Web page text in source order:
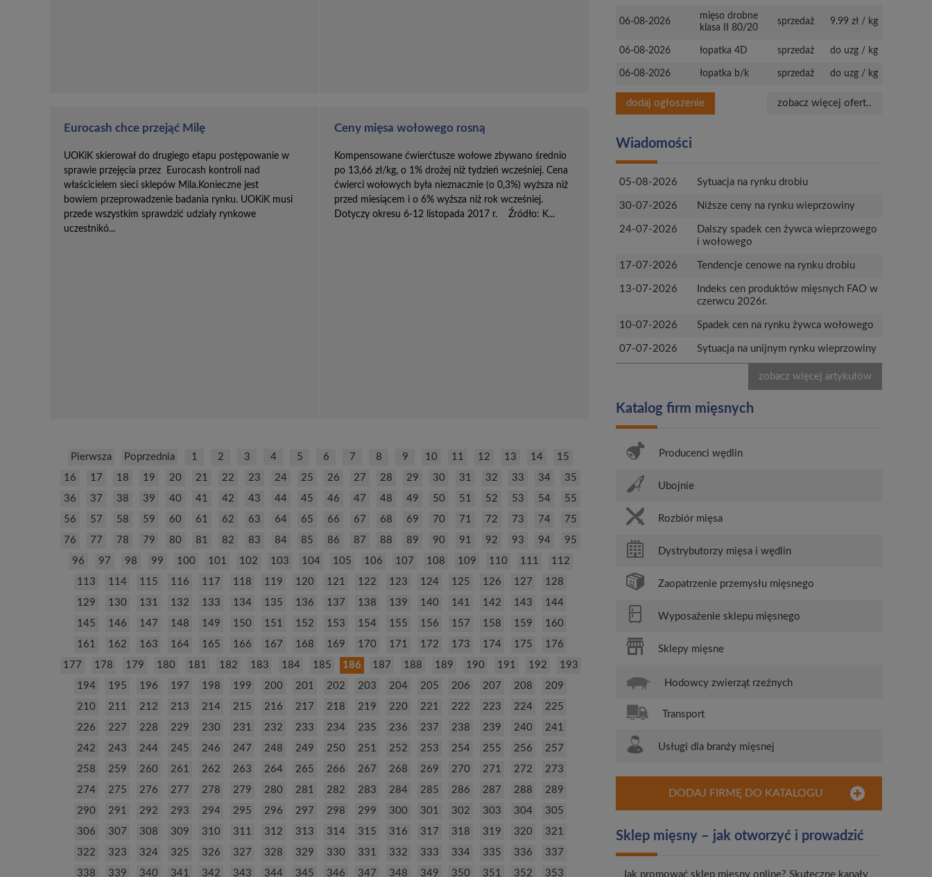
Eurocash chce przejąć Milę
UOKiK skierował do drugiego etapu postępowanie w
sprawie przejęcia przez Eurocash kontroli nad
właścicielem sieci sklepów Mila.Konieczne jest
bowiem przeprowadzenie badania rynku. UOKiK musi
przede wszystkim sprawdzić udziały rynkowe
uczestnikó...
Ceny mięsa wołowego rosną
Kompensowane ćwierćtusze wołowe zbywano średnio
po 13,66 zł/kg, o 1% drożej niż tydzień wcześniej. Cena
ćwierci wołowych była nieznacznie (o 0,3%) wyższa niż
przed miesiącem i o 6% wyższa niż rok wcześniej.
Dotyczy okresu 6-12 listopada 2017 r. Źródło: K...
Pierwsza Poprzednia 1 2 3 4 5 6 7 8 9 10 11 12 13 14
15
16
17 18 19 20 21 22 23 24 25 26 27 28 29 30 31 32 33 34
35
36
37 38 39 40 41 42 43 44 45 46 47 48 49 50 51 52 53 54
55
56
57 58 59 60 61 62 63 64 65 66 67 68 69 70 71 72 73 74
75
76
77 78 79 80 81 82 83 84 85 86 87 88 89 90 91 92 93 94
95
96
97 98 99 100 101 102 103 104 105 106 107 108 109 110 111
112
113
114 115 116 117 118 119 120 121 122 123 124 125 126 127
128
129
130 131 132 133 134 135 136 137 138 139 140 141 142 143
144
145
146 147 148 149 150 151 152 153 154 155 156 157 158 159
160
161
162 163 164 165 166 167 168 169 170 171 172 173 174 175
176
177
178 179 180 181 182 183 184 185 186 187 188 189 190 191 192
193
194
195 196 197 198 199 200 201 202 203 204 205 206 207 208
209
210
211 212 213 214 215 216 217 218 219 220 221 222 223 224
225
226
227 228 229 230 231 232 233 234 235 236 237 238 239 240
241
242
243 244 245 246 247 248 249 250 251 252 253 254 255 256
257
258
259 260 261 262 263 264 265 266 267 268 269 270 271 272
273
274
275 276 277 278 279 280 281 282 283 284 285 286 287 288
289
290
291 292 293 294 295 296 297 298 299 300 301 302 303 304
305
306
307 308 309 310 311 312 313 314 315 316 317 318 319 320
321
322
323 324 325 326 327 328 329 330 331 332 333 334 335 336
337
338
339 340 341 342 343 344 345 346 347 348 349 350 351 352 353
06-08-2026
mięso drobne
klasa II 80/20
sprzedaż 9.99 zł / kg
06-08-2026 łopatka 4D sprzedaż do uzg / kg
06-08-2026 łopatka b/k sprzedaż do uzg / kg
dodaj ogłoszenie zobacz więcej ofert..
Wiadomości
05-08-2026 Sytuacja na rynku drobiu
30-07-2026 Niższe ceny na rynku wieprzowiny
24-07-2026
Dalszy spadek cen żywca wieprzowego
i wołowego
17-07-2026 Tendencje cenowe na rynku drobiu
13-07-2026
Indeks cen produktów mięsnych FAO w
czerwcu 2026r.
10-07-2026 Spadek cen na rynku żywca wołowego
07-07-2026 Sytuacja na unijnym rynku wieprzowiny
zobacz więcej artykułów
Katalog firm mięsnych
Producenci wędlin
Ubojnie
Rozbiór mięsa
Dystrybutorzy mięsa i wędlin
Zaopatrzenie przemysłu mięsnego
Wyposażenie sklepu mięsnego
Sklepy mięsne
Hodowcy zwierząt rzeźnych
Transport
Usługi dla branży mięsnej
DODAJ FIRMĘ DO KATALOGU
Sklep mięsny – jak otworzyć i prowadzić
Jak promować sklep mięsny online? Skuteczne kanały